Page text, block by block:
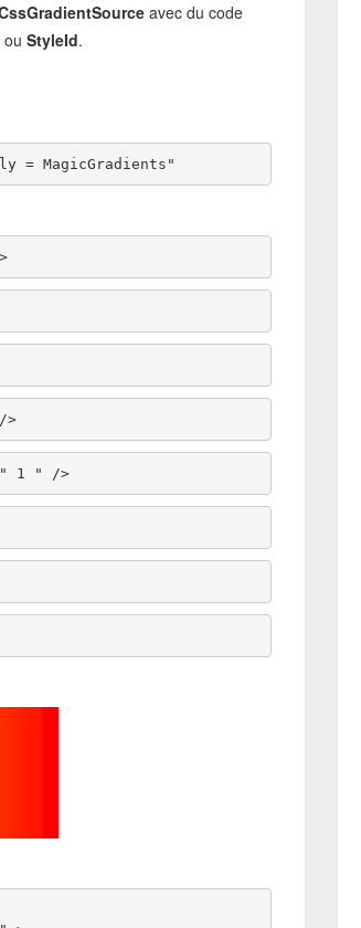
avec du code
ou StyleId.
= MagicGradients"
>
" 1 " />